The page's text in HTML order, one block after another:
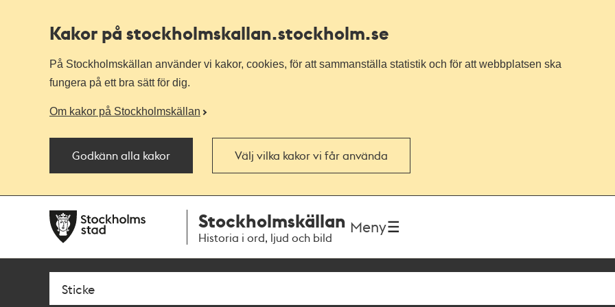
Kakor på stockholmskallan.stockholm.se
På Stockholmskällan använder vi kakor, cookies, för att sammanställa statistik och för att webbplatsen ska
fungera på ett bra sätt för dig.
Om kakor på Stockholmskällan
Godkänn alla kakor Välj vilka kakor vi får använda
navigationen
huvudinnehållet
Stockholmskällan
Historia i ord, ljud och bild
Meny
Sök